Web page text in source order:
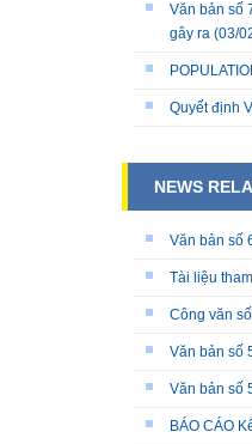
Văn bản số
gây ra (03/
Quyết định
NEWS
Văn bản số
Tài liệu
Công văn
Văn bản số
Văn bản số
BÁO CÁO